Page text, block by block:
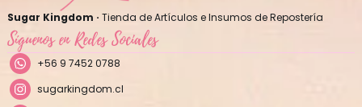
Sugar Kingdom · Tienda de Artículos e Insumos de Repostería
Síguenos en Redes Sociales
+56 9 7452 0788
sugarkingdom.cl